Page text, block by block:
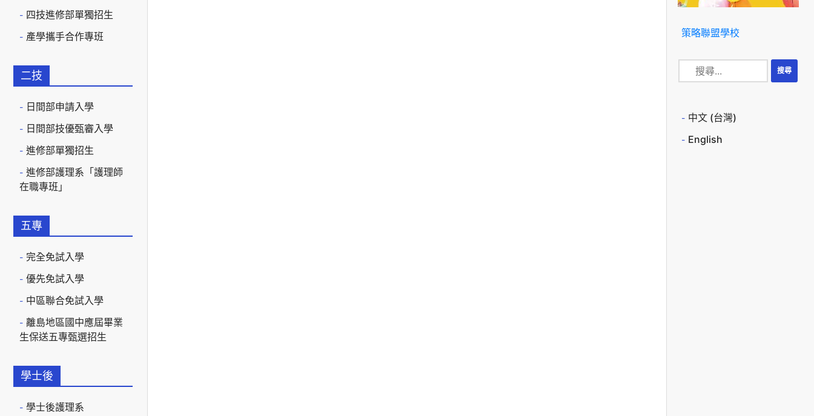
四技進修部單獨招生
產學攜手合作專班
二技
日間部申請入學
日間部技優甄審入學
進修部單獨招生
進修部護理系「護理師
在職專班」
五專
完全免試入學
優先免試入學
中區聯合免試入學
離島地區國中應屆畢業
生保送五專甄選招生
學士後
學士後護理系
策略聯盟學校
中文 (台灣)
English